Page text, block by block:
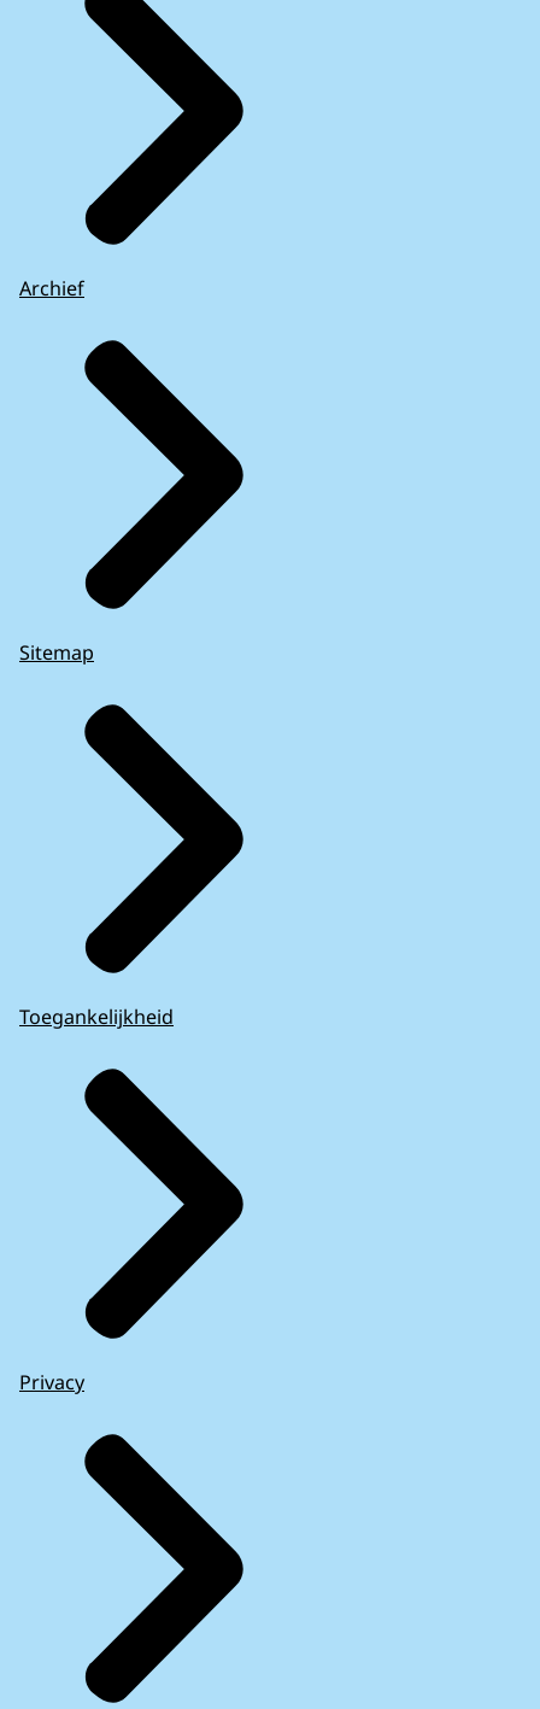
Archief
Sitemap
Toegankelijkheid
Privacy